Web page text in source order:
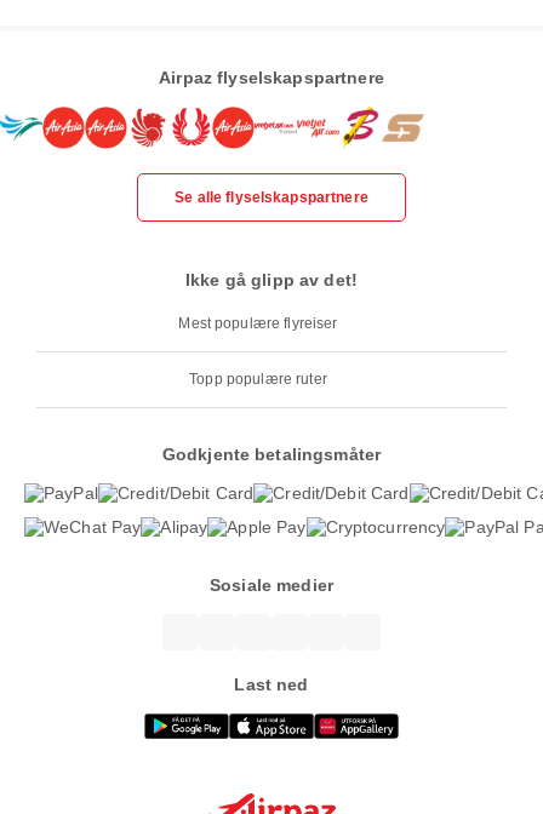
Airpaz flyselskapspartnere
Se alle flyselskapspartnere
Ikke gå glipp av det!
Mest populære flyreiser
Topp populære ruter
Godkjente betalingsmåter
Sosiale medier
Last ned